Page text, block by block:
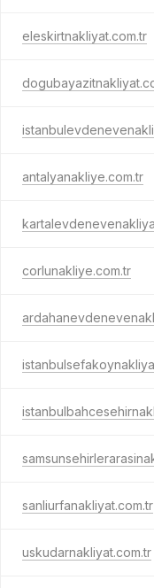
eleskirtnakliyat.com.tr
antalyanakliye.com.tr
corlunakliye.com.tr
sanliurfanakliyat.com.tr
uskudarnakliyat.com.tr